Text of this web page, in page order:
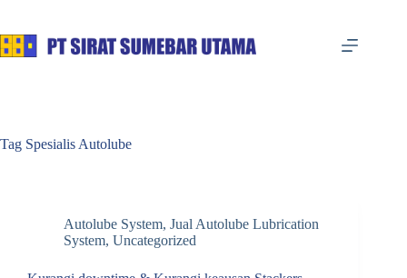
content
Tag Spesialis Autolube
Autolube System, Jual Autolube Lubrication
System, Uncategorized